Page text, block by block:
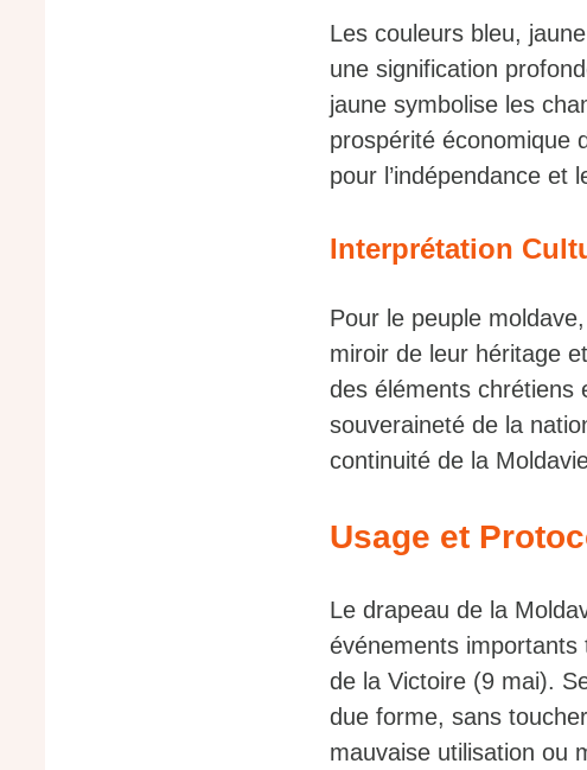
Les couleurs bleu,
une signification
jaune symbolise les
prospérité économique
pour l’indépendance et
Interprétation
Pour le peuple
miroir de leur héritage
des éléments chrétiens
souveraineté de la
continuité de la
Usage et
Le drapeau de la
événements importants
de la Victoire (9 mai).
due forme, sans
mauvaise utilisation ou